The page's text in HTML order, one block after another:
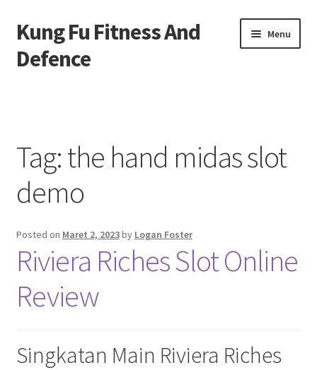
Skip
to
navigation
Skip
to
content
Kung Fu Fitness And
Defence
Menu
Contact us
Privacy Policy
Tag:the hand midas slot
demo
Posted on Maret 2, 2023by Logan Foster
Riviera Riches Slot Online
Review
Singkatan Main Riviera Riches